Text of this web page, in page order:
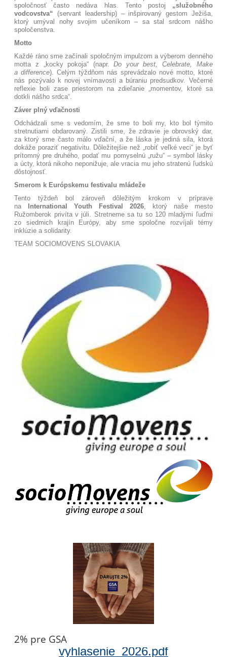
spoločnosť často nedáva hlas. Tento postoj „služobného
vodcovstva“ (servant leadership) – inšpirovaný gestom Ježiša,
ktorý umýval nohy svojim učeníkom – sa stal srdcom nášho
spoločenstva.
Motto
Každé ráno sme začínali spoločným impulzom a výberom denného
motta z „kocky pokoja“ (napr.Do your best, Celebrate, Make
a difference). Celým týždňom nás sprevádzalo nové motto, ktoré
nás pozývalo k novej vnímavosti a búraniu predsudkov. Večerné
reflexie boli zase priestorom na zdieľanie „momentov, ktoré sa
dotkli nášho srdca“.
Záver plný vďačnosti
Odchádzali sme s vedomím, že sme to boli my, kto bol týmito
stretnutiami obdarovaný. Zistili sme, že zdravie je obrovský dar,
za ktorý sme často málo vďační, a že láska je jediná sila, ktorá
dokáže poraziť negativitu. Dôležitejšie než „robiť veľké veci“ je byť
prítomný pre druhého, podať mu pomyselnú „ružu“ – symbol lásky
a úcty, ktorá nikoho neponižuje, ale vracia mu jeho stratenú ľudskú
dôstojnosť.
Smerom k Európskemu festivalu mládeže
Tento týždeň bol zároveň dôležitým krokom v príprave
na
International Youth Festival 2026, ktorý naše mesto
Ružomberok privíta v júli. Stretneme sa tu so 120 mladými ľuďmi
zo siedmich krajín Európy, aby sme spoločne rozvíjali témy
inklúzie a solidarity.
TEAM SOCIOMOVENS SLOVAKIA
2% pre GSA
vyhlasenie_2026.pdf